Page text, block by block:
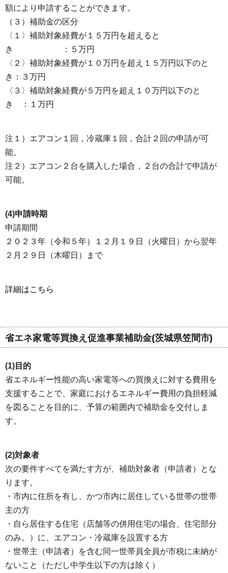
額により申請することができます。
（３）補助金の区分
〈１〉補助対象経費が１５万円を超えると
き ：５万円
〈２〉補助対象経費が１０万円を超え１５万円以下のと
き：３万円
〈３〉補助対象経費が５万円を超え１０万円以下のと
き ：１万円
注１）エアコン１回，冷蔵庫１回，合計２回の申請が可
能。
注２）エアコン２台を購入した場合，２台の合計で申請が
可能。
(4)申請時期
申請期間
２０２３年（令和５年）１２月１９日（火曜日）から翌年
２月２９日（木曜日）まで
詳細はこちら
省エネ家電等買換え促進事業補助金(茨城県笠間市)
(1)目的
省エネルギー性能の高い家電等への買換えに対する費用を
支援することで、家庭におけるエネルギー費用の負担軽減
を図ることを目的に、予算の範囲内で補助金を交付しま
す。
(2)対象者
次の要件すべてを満たす方が、補助対象者（申請者）とな
ります。
・市内に住所を有し、かつ市内に居住している世帯の世帯
主の方
・自ら居住する住宅（店舗等の併用住宅の場合、住宅部分
のみ。）に、エアコン・冷蔵庫を設置する方
・世帯主（申請者）を含む同一世帯員全員が市税に未納が
ないこと（ただし中学生以下の方は除く）